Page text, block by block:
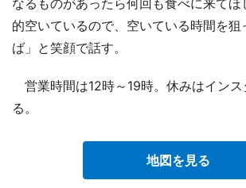
的空いているので、空いている時間を
ば」と笑顔で話す。
営業時間は12時～19時。休みはイン
る。
地図を見る